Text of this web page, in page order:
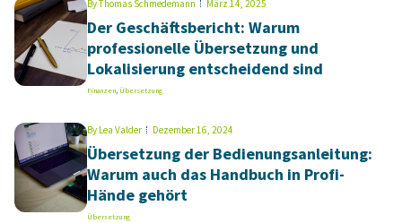
ByThomas Schmedemann März 14, 2025
Der Geschäftsbericht: Warum
professionelle Übersetzung und
Lokalisierung entscheidend sind
Finanzen, Übersetzung
ByLea Valder Dezember 16, 2024
Übersetzung der Bedienungsanleitung:
Warum auch das Handbuch in Profi-
Hände gehört
Übersetzung